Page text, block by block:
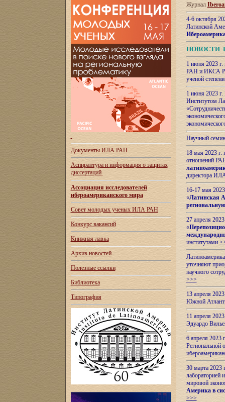
Документы ИЛА РАН
Аспирантура и информация о защитах
диссертаций
Ассоциация исследователей
ибероамериканского мира
Совет молодых ученых ИЛА РАН
Конкурс вакансий
Книжная лавка
Архив новостей
Полезные ссылки
Библиотека
Типография
Журнал
4-6 октября
Латинской
НОВОСТИ
1 июня 2023
РАН и ИКСА
ученой
1 июня 2023
Институтом
Научный
18 мая 2023
отношений
директора
16-17 мая
«Латинская
27 апреля
«
институтами
уточняют
научного
>>>
13 апреля
Южной
11 апреля
Эдуардо
6 апреля
Региональной
30 марта 2023
лабораторией
мировой
Америка в
>>>